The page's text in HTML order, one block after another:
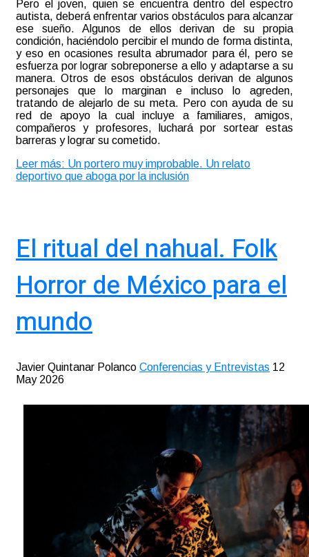
Pero el joven, quien se encuentra dentro del espectro
autista, deberá enfrentar varios obstáculos para alcanzar
ese sueño. Algunos de ellos derivan de su propia
condición, haciéndolo percibir el mundo de forma distinta,
y eso en ocasiones resulta abrumador para él, pero se
esfuerza por lograr sobreponerse a ello y adaptarse a su
manera. Otros de esos obstáculos derivan de algunos
personajes que lo marginan e incluso lo agreden,
tratando de alejarlo de su meta. Pero con ayuda de su
red de apoyo la cual incluye a familiares, amigos,
compañeros y profesores, luchará por sortear estas
barreras y lograr su cometido.
Leer más: Un portero muy improbable. Un relato
deportivo que aboga por la inclusión
El ritual del nahual. Folk
Horror de México para el
mundo
Javier Quintanar Polanco Conferencias y Entrevistas 12
May 2026